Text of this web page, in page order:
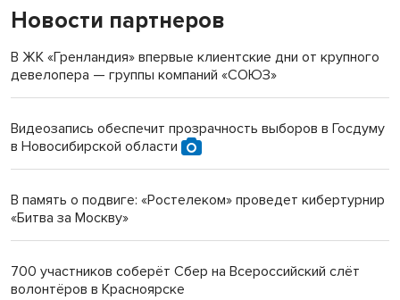
«Мы живём на пастбище!»: в новосибирском селе лошади
терроризируют жителей
Новосибирский преподаватель с женой вошли в топ-16
Новости партнеров
В ЖК «Гренландия» впервые клиентские дни от крупного
девелопера — группы компаний «СОЮЗ»
Видеозапись обеспечит прозрачность выборов в Госдуму
в Новосибирской области
В память о подвиге: «Ростелеком» проведет кибертурнир
«Битва за Москву»
700 участников соберёт Сбер на Всероссийский слёт
волонтёров в Красноярске